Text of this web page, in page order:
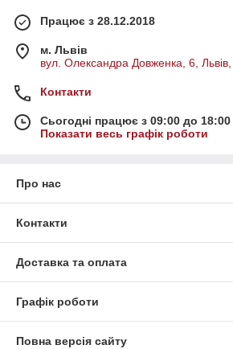
Працює з 28.12.2018
м. Львів
вул. Олександра Довженка, 6, Львів,
Контакти
Сьогодні працює з 09:00 до 18:00
Показати весь графік роботи
Про нас
Контакти
Доставка та оплата
Графік роботи
Повна версія сайту